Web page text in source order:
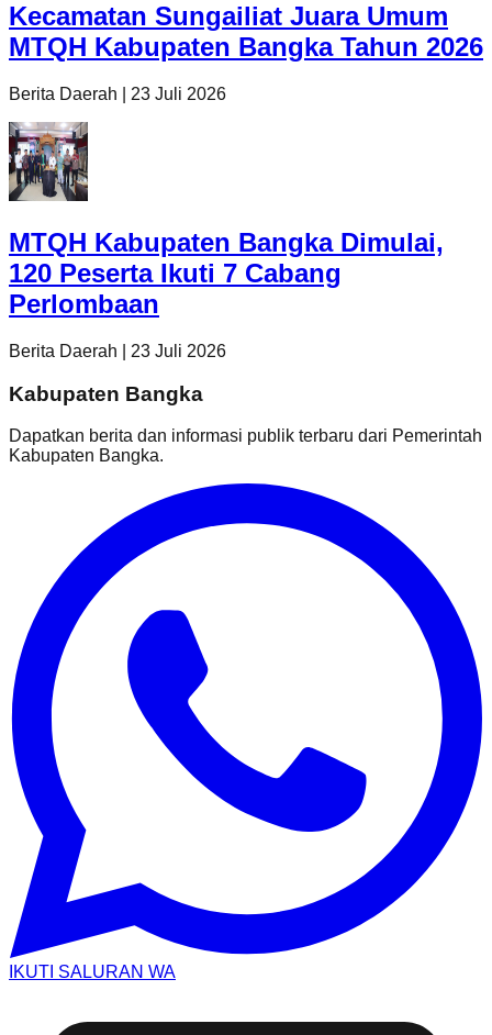
Kecamatan Sungailiat Juara Umum
MTQH Kabupaten Bangka Tahun 2026
Berita Daerah 23 Juli 2026
MTQH Kabupaten Bangka Dimulai,
120 Peserta Ikuti 7 Cabang
Perlombaan
Berita Daerah 23 Juli 2026
Kabupaten Bangka
Dapatkan berita dan informasi publik terbaru dari Pemerintah
Kabupaten Bangka.
IKUTI SALURAN WA